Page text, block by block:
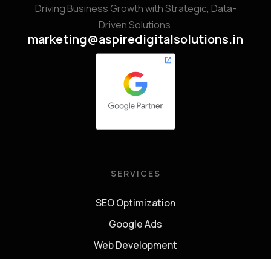
Driving Business Growth with Strategic, Data-
Driven Solutions.
marketing@aspiredigitalsolutions.in
SERVICES
SEO Optimization
Google Ads
Web Development